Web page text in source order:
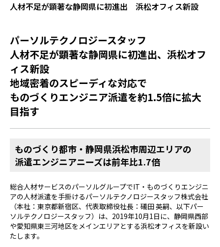
人材不足が顕著な静岡県に初進出 浜松オフィス新設
パーソルテクノロジースタッフ
人材不足が顕著な静岡県に初進出、浜松オフ
ィス新設
地域密着のスピーディな対応で
ものづくりエンジニア派遣を約1.5倍に拡大
目指す
ものづくり都市・静岡県浜松市周辺エリアの
派遣エンジニアニーズは前年比1.7倍
総合人材サービスのパーソルグループでIT・ものづくりエンジニ
アの人材派遣を手掛けるパーソルテクノロジースタッフ株式会社
（本社：東京都新宿区、代表取締役社長：礒田 英嗣、以下パー
ソルテクノロジースタッフ）は、2019年10月1日に、静岡県西部
や愛知県東三河地区をメインエリアとする浜松オフィスを新設い
たします。